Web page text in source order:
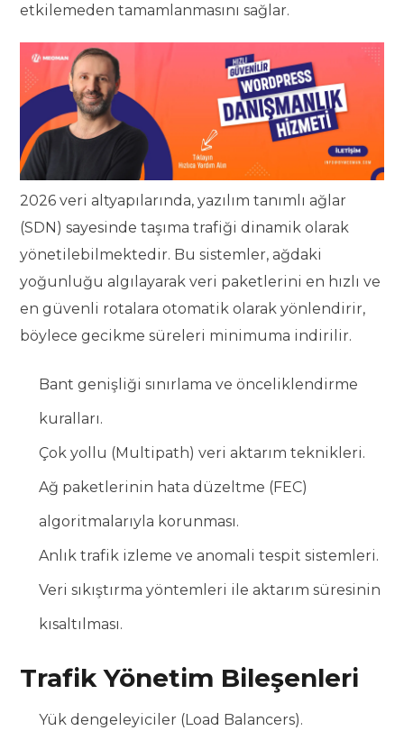
etkilemeden tamamlanmasını sağlar.
2026 veri altyapılarında, yazılım tanımlı ağlar
(SDN) sayesinde taşıma trafiği dinamik olarak
yönetilebilmektedir. Bu sistemler, ağdaki
yoğunluğu algılayarak veri paketlerini en hızlı ve
en güvenli rotalara otomatik olarak yönlendirir,
böylece gecikme süreleri minimuma indirilir.
Bant genişliği sınırlama ve önceliklendirme
kuralları.
Çok yollu (Multipath) veri aktarım teknikleri.
Ağ paketlerinin hata düzeltme (FEC)
algoritmalarıyla korunması.
Anlık trafik izleme ve anomali tespit sistemleri.
Veri sıkıştırma yöntemleri ile aktarım süresinin
kısaltılması.
Trafik Yönetim Bileşenleri
Yük dengeleyiciler (Load Balancers).